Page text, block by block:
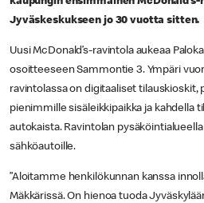
Jyväskeskukseen jo 30 vuotta sitten.
Uusi McDonald’s-ravintola aukeaa
osoitteeseen Sammontie 3. Ympäri
ravintolassa on digitaaliset tilauskioskit,
pienimmille sisäleikkipaikka ja kahdella
autokaista. Ravintolan
sähköautoille.
”Aloitamme henkilökunnan kanssa
Mäkkärissä. On hienoa tuoda